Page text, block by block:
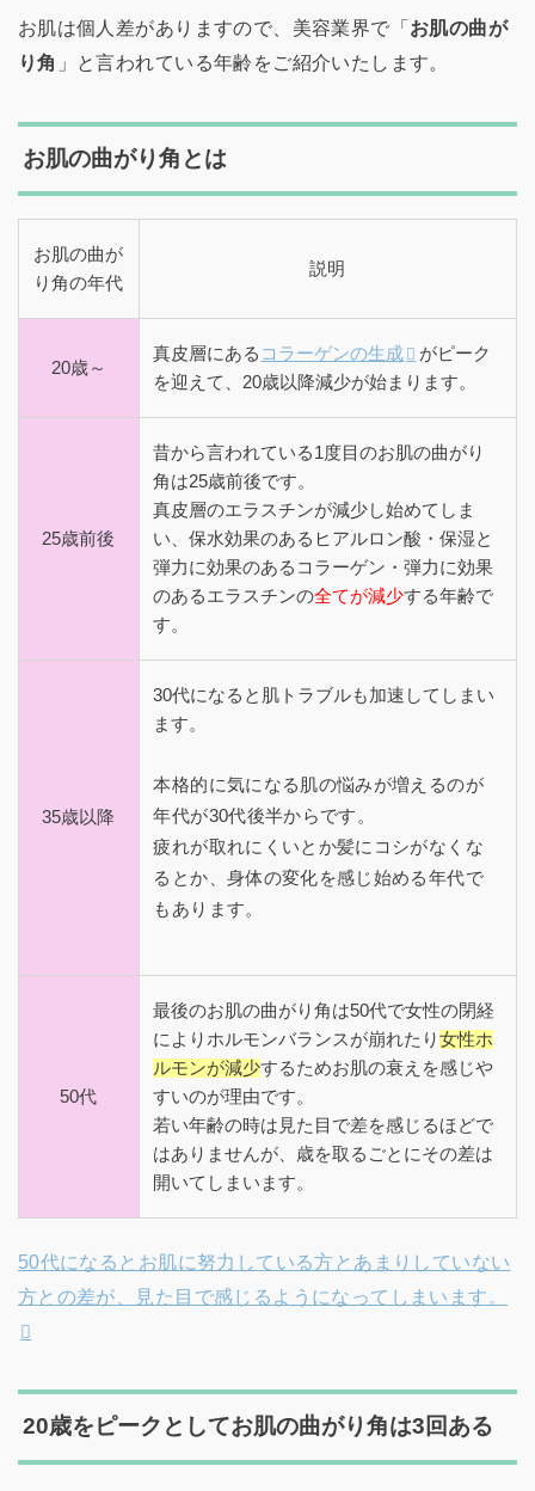
お肌は個人差がありますので、美容業界で「 お肌の曲が
り角 」と言われている年齢をご紹介いたします。
お肌の曲がり角とは
お肌の曲が
り角の年代
説明
20歳～
真皮層にある コラーゲンの生成
がピーク
を迎えて、20歳以降減少が始まります。
25歳前後
昔から言われている1度目のお肌の曲がり
角は25歳前後です。
真皮層のエラスチンが減少し始めてしま
い、保水効果のあるヒアルロン酸・保湿と
弾力に効果のあるコラーゲン・弾力に効果
のあるエラスチンの全てが減少する年齢で
す。
35歳以降
30代になると肌トラブルも加速してしまい
ます。
本格的に気になる肌の悩みが増えるのが
年代が30代後半からです。
疲れが取れにくいとか髪にコシがなくな
るとか、身体の変化を感じ始める年代で
もあります。
50代
最後のお肌の曲がり角は50代で女性の閉経
によりホルモンバランスが崩れたり女性ホ
ルモンが減少するためお肌の衰えを感じや
すいのが理由です。
若い年齢の時は見た目で差を感じるほどで
はありませんが、歳を取るごとにその差は
開いてしまいます。
50代になるとお肌に努力している方とあまりしていない
方との差が、見た目で感じるようになってしまいます。
20歳をピークとしてお肌の曲がり角は3回ある